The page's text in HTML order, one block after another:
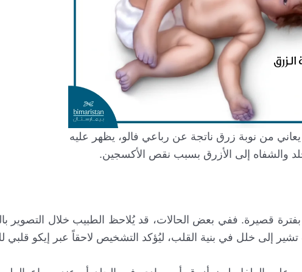
من نوبة زرق ناتجة عن رباعي فالو، يظهر عليه
والشفاه إلى الأزرق بسبب نقص الأكسجين.
قصيرة. ففي بعض الحالات، قد يُلاحظ الطبيب خلال التصوير